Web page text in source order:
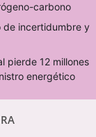
carbono
de incertidumbre y
pierde 12 millones
energético